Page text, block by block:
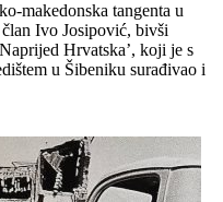
makedonska tangenta u
Ivo Josipović, bivši
Hrvatska’, koji je s
u Šibeniku surađivao i